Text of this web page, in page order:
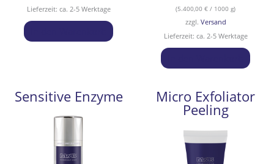
Lieferzeit: ca. 2-5 Werktage
(5.400,00 € / 1000 g)
zzgl. Versand
Lieferzeit: ca. 2-5 Werktage
Sensitive Enzyme Micro Exfoliator
Peeling